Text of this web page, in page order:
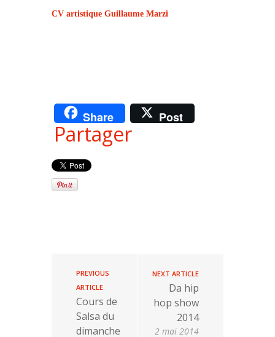
CV artistique Guillaume Marzi
Share Post
Partager
PREVIOUS
ARTICLE
Cours de
Salsa du
dimanche
NEXT ARTICLE
Da hip
hop show
2014
2 mai 2014